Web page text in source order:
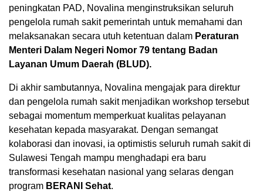
peningkatan PAD, Novalina menginstruksikan seluruh
pengelola rumah sakit pemerintah untuk memahami dan
melaksanakan secara utuh ketentuan dalam Peraturan
Menteri Dalam Negeri Nomor 79 tentang Badan
Layanan Umum Daerah (BLUD).
Di akhir sambutannya, Novalina mengajak para direktur
dan pengelola rumah sakit menjadikan workshop tersebut
sebagai momentum memperkuat kualitas pelayanan
kesehatan kepada masyarakat. Dengan semangat
kolaborasi dan inovasi, ia optimistis seluruh rumah sakit di
Sulawesi Tengah mampu menghadapi era baru
transformasi kesehatan nasional yang selaras dengan
program BERANI Sehat.